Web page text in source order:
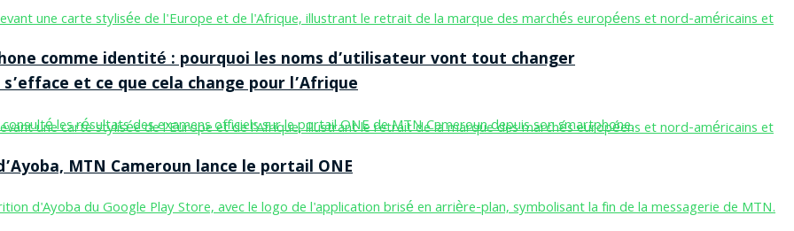
comme identité : pourquoi les noms d’utilisateur vont tout changer
et ce que cela change pour l’Afrique
MTN Cameroun lance le portail ONE